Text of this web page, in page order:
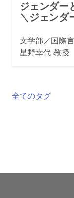
ジェンダー
＼ジェンダ
文学部／国際
星野幸代 教授
全てのタグ